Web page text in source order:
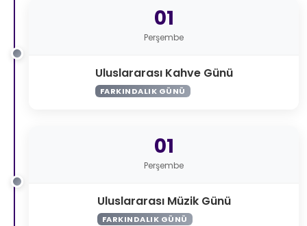
01
Perşembe
Uluslararası Kahve Günü
FARKINDALIK GÜNÜ
01
Perşembe
Uluslararası Müzik Günü
FARKINDALIK GÜNÜ